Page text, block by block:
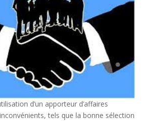
d’un apporteur d’affaires
tels que la bonne sélection